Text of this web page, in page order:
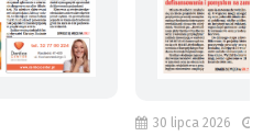
30 lipca 2026